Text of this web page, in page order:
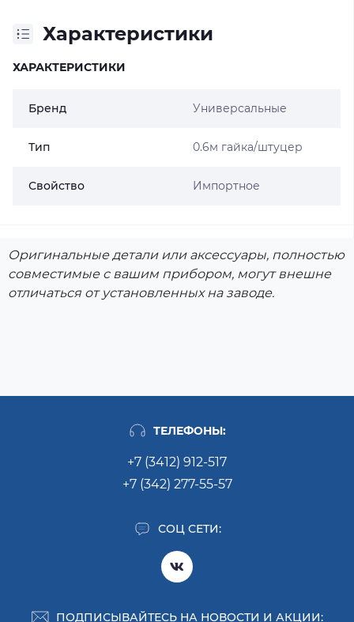
Характеристики
ХАРАКТЕРИСТИКИ
Бренд Универсальные
Тип 0.6м гайка/штуцер
Свойство Импортное
Оригинальные детали или аксессуары, полностью
совместимые с вашим прибором, могут внешне
отличаться от установленных на заводе.
ТЕЛЕФОНЫ:
+7 (3412) 912-517
+7 (342) 277-55-57
СОЦ СЕТИ:
ПОДПИСЫВАЙТЕСЬ НА НОВОСТИ И АКЦИИ: